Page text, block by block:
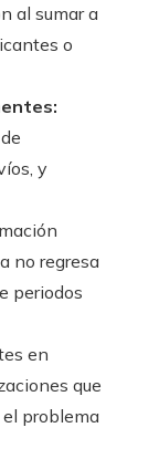
al sumar a
o
y
no regresa
periodos
en
que
problema